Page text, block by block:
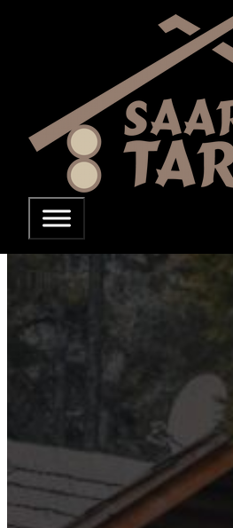
Liigu põhisisu juurde